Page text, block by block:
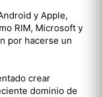
y Apple,
RIM, Microsoft y
por hacerse un
crear
dominio de